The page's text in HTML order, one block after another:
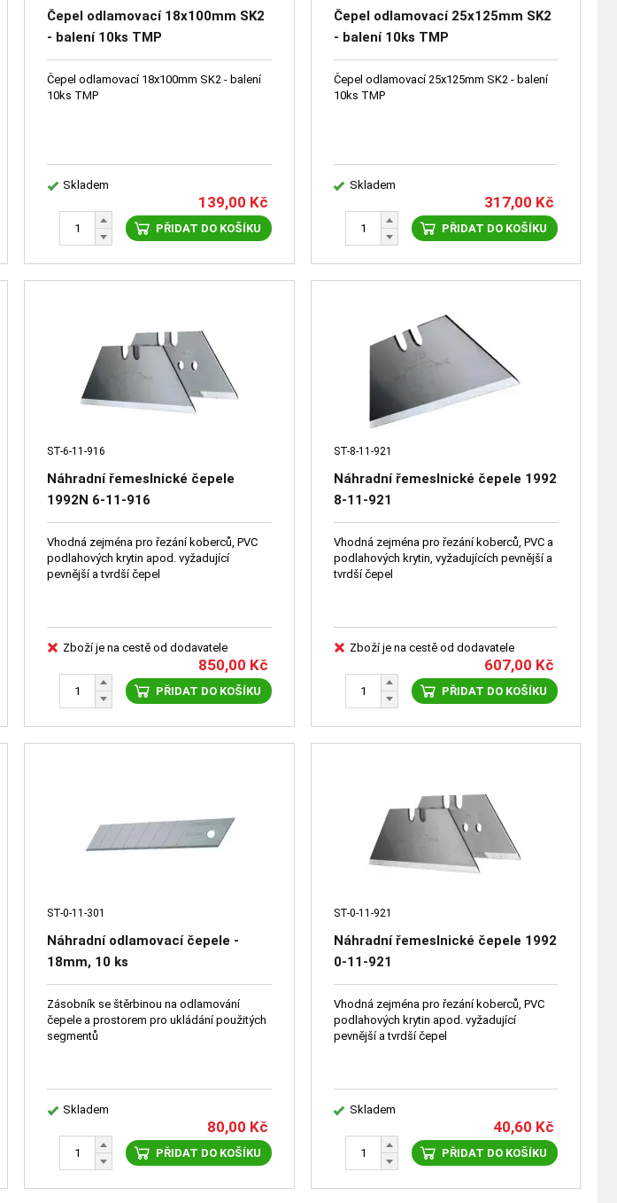
Čepel odlamovací 18x100mm SK2
- balení 10ks TMP
Čepel odlamovací 18x100mm SK2 - balení
10ks TMP
Skladem
139,00 Kč
PŘIDAT DO KOŠÍKU
Čepel odlamovací 25x125mm SK2
- balení 10ks TMP
Čepel odlamovací 25x125mm SK2 - balení
10ks TMP
Skladem
317,00 Kč
PŘIDAT DO KOŠÍKU
ST-6-11-916
Náhradní řemeslnické čepele
1992N 6-11-916
Vhodná zejména pro řezání koberců, PVC
podlahových krytin apod. vyžadující
pevnější a tvrdší čepel
Zboží je na cestě od dodavatele
850,00 Kč
PŘIDAT DO KOŠÍKU
ST-8-11-921
Náhradní řemeslnické čepele 1992
8-11-921
Vhodná zejména pro řezání koberců, PVC a
podlahových krytin, vyžadujících pevnější a
tvrdší čepel
Zboží je na cestě od dodavatele
607,00 Kč
PŘIDAT DO KOŠÍKU
ST-0-11-301
Náhradní odlamovací čepele -
18mm, 10 ks
Zásobník se štěrbinou na odlamování
čepele a prostorem pro ukládání použitých
segmentů
Skladem
80,00 Kč
PŘIDAT DO KOŠÍKU
ST-0-11-921
Náhradní řemeslnické čepele 1992
0-11-921
Vhodná zejména pro řezání koberců, PVC
podlahových krytin apod. vyžadující
pevnější a tvrdší čepel
Skladem
40,60 Kč
PŘIDAT DO KOŠÍKU